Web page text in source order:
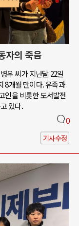
자의 죽음
우 씨가 지난달 22일
8개월 만이다. 유족과
인을 비롯한 도서발전
있다.
0
기사수정